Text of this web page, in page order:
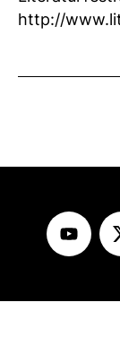
http://